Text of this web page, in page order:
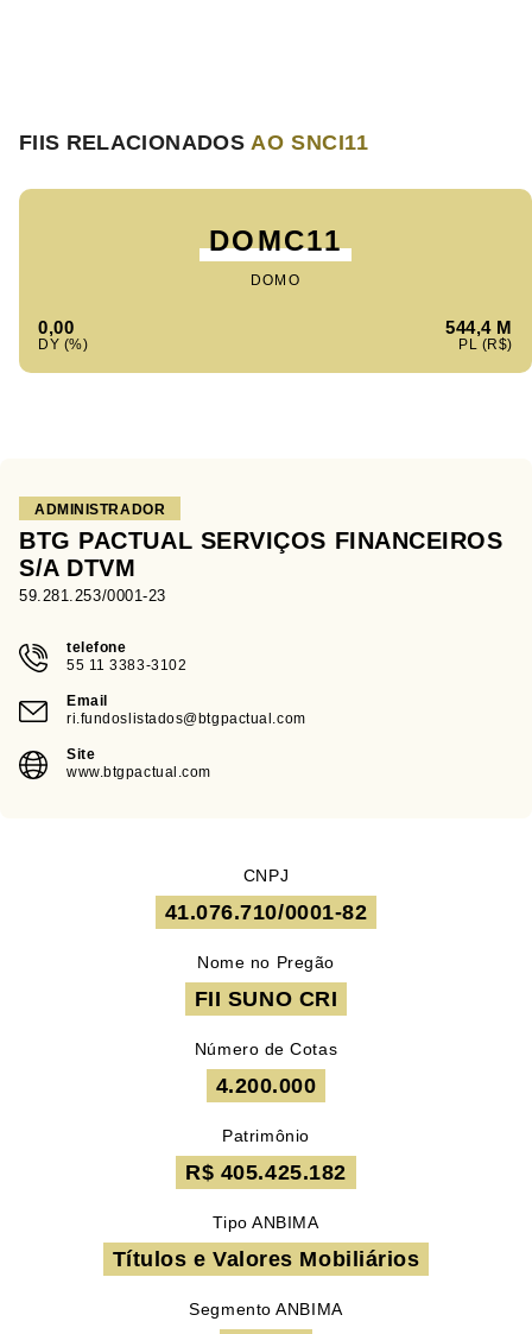
FIIS RELACIONADOSAO SNCI11
DOMC11
DOMO
0,00 544,4 M
ADMINISTRADOR
BTG PACTUAL SERVIÇOS FINANCEIROS
S/A DTVM
59.281.253/0001-23
telefone
55 11 3383-3102
Email
ri.fundoslistados@btgpactual.com
Site
www.btgpactual.com
CNPJ
41.076.710/0001-82
Nome no Pregão
FII SUNO CRI
Número de Cotas
4.200.000
Patrimônio
R$ 405.425.182
Tipo ANBIMA
Títulos e Valores Mobiliários
Segmento ANBIMA